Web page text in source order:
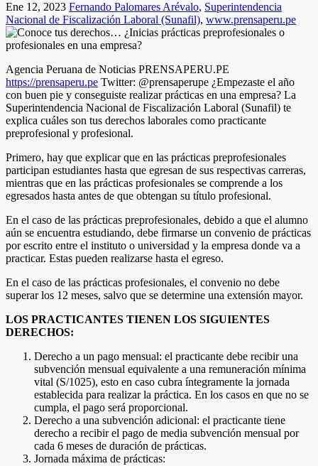
Ene 12, 2023 Fernando Palomares Arévalo, Superintendencia
Nacional de Fiscalización Laboral (Sunafil), www.prensaperu.pe
Agencia Peruana de Noticias PRENSAPERU.PE
https://prensaperu.pe Twitter: @prensaperupe ¿Empezaste el año
con buen pie y conseguiste realizar prácticas en una empresa? La
Superintendencia Nacional de Fiscalización Laboral (Sunafil) te
explica cuáles son tus derechos laborales como practicante
preprofesional y profesional.
Primero, hay que explicar que en las prácticas preprofesionales
participan estudiantes hasta que egresan de sus respectivas carreras,
mientras que en las prácticas profesionales se comprende a los
egresados hasta antes de que obtengan su título profesional.
En el caso de las prácticas preprofesionales, debido a que el alumno
aún se encuentra estudiando, debe firmarse un convenio de prácticas
por escrito entre el instituto o universidad y la empresa donde va a
practicar. Estas pueden realizarse hasta el egreso.
En el caso de las prácticas profesionales, el convenio no debe
superar los 12 meses, salvo que se determine una extensión mayor.
LOS PRACTICANTES TIENEN LOS SIGUIENTES
DERECHOS:
Derecho a un pago mensual: el practicante debe recibir una
subvención mensual equivalente a una remuneración mínima
vital (S/1025), esto en caso cubra íntegramente la jornada
establecida para realizar la práctica. En los casos en que no se
cumpla, el pago será proporcional.
Derecho a una subvención adicional: el practicante tiene
derecho a recibir el pago de media subvención mensual por
cada 6 meses de duración de prácticas.
Jornada máxima de prácticas: